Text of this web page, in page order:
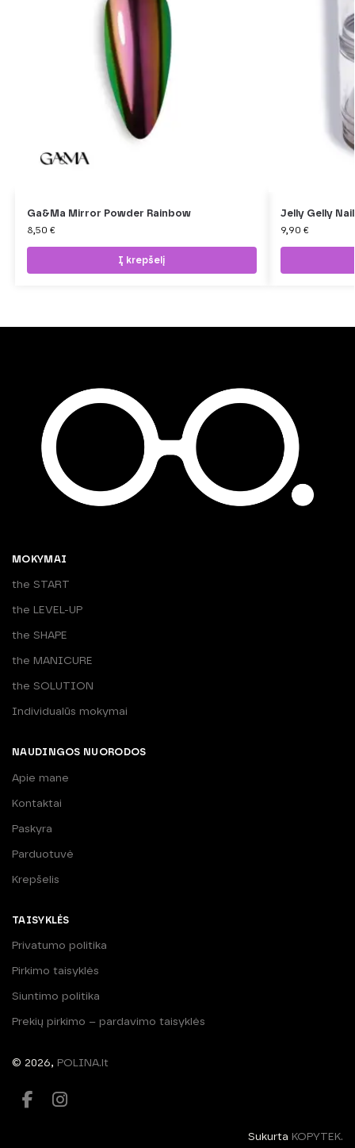
Ga&Ma Mirror Powder Rainbow
8,50 €
Į krepšelį
Jelly Gelly
9,90 €
MOKYMAI
the START
the LEVEL-UP
the SHAPE
the MANICURE
the SOLUTION
Individualūs mokymai
NAUDINGOS NUORODOS
Apie mane
Kontaktai
Paskyra
Parduotuvė
Krepšelis
TAISYKLĖS
Privatumo politika
Pirkimo taisyklės
Siuntimo politika
Prekių pirkimo – pardavimo taisyklės
© 2026, POLINA.lt
Sukurta KOPYTEK.